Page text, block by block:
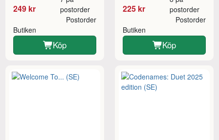
249 kr
postorder
Butiken
Postorder
Köp
225 kr
postorder
Butiken
Postorder
Köp